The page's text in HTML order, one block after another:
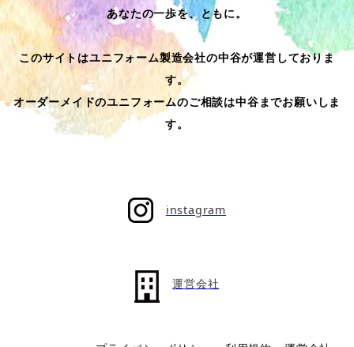
あなたの一歩を、ともに。
このサイトはユニフォーム製造会社の中谷が運営しておりま
す。
オーダーメイドのユニフォームのご相談は中谷までお願いしま
す。
instagram
運営会社